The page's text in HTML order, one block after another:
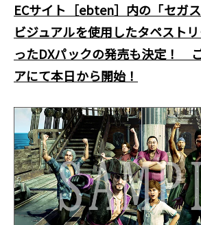
ECサイト［ebten］内の「セガ
ビジュアルを使用したタペスト
ったDXパックの発売も決定！
アにて本日から開始！